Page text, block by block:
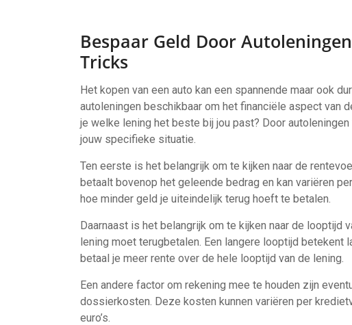
Bespaar Geld Door
Tricks
Het kopen van een auto kan een spannende maar ook
autoleningen beschikbaar om het financiële aspect van
je welke lening het beste bij jou past? Door
jouw specifieke situatie.
Ten eerste is het belangrijk om te kijken naar de
betaalt bovenop het geleende bedrag en kan variëren
hoe minder geld je uiteindelijk terug hoeft te betalen.
Daarnaast is het belangrijk om te kijken naar de looptijd
lening moet terugbetalen. Een langere looptijd betekent
betaal je meer rente over de hele looptijd van de lening.
Een andere factor om rekening mee te houden zijn
dossierkosten. Deze kosten kunnen variëren per
euro’s.